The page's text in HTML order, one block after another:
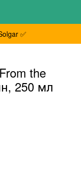
✅
the
250 мл